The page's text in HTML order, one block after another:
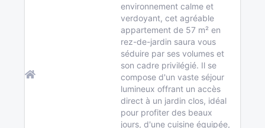
environnement calme et
verdoyant, cet agréable
appartement de 57 m² en
rez-de-jardin saura vous
séduire par ses volumes et
son cadre privilégié. Il se
compose d'un vaste séjour
lumineux offrant un accès
direct à un jardin clos, idéal
pour profiter des beaux
jours, d'une cuisine équipée,